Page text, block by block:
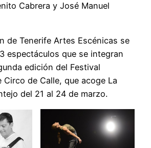
Cabrera y José Manuel
de Tenerife Artes Escénicas se
espectáculos que se integran
edición del Festival
Circo de Calle, que acoge La
del 21 al 24 de marzo.